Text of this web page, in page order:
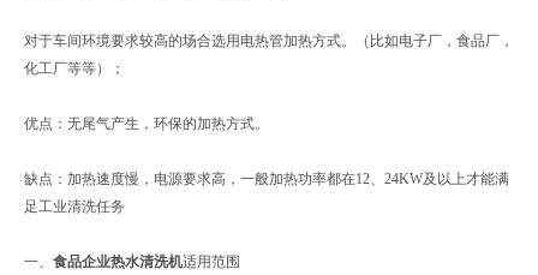
对于车间环境要求较高的场合选用电热管加热方式。（比如电子厂，食品厂，
化工厂等等）；
优点：无尾气产生，环保的加热方式。
缺点：加热速度慢，电源要求高，一般加热功率都在12、24KW及以上才能满
足工业清洗任务
一、 食品企业热水清洗机适用范围